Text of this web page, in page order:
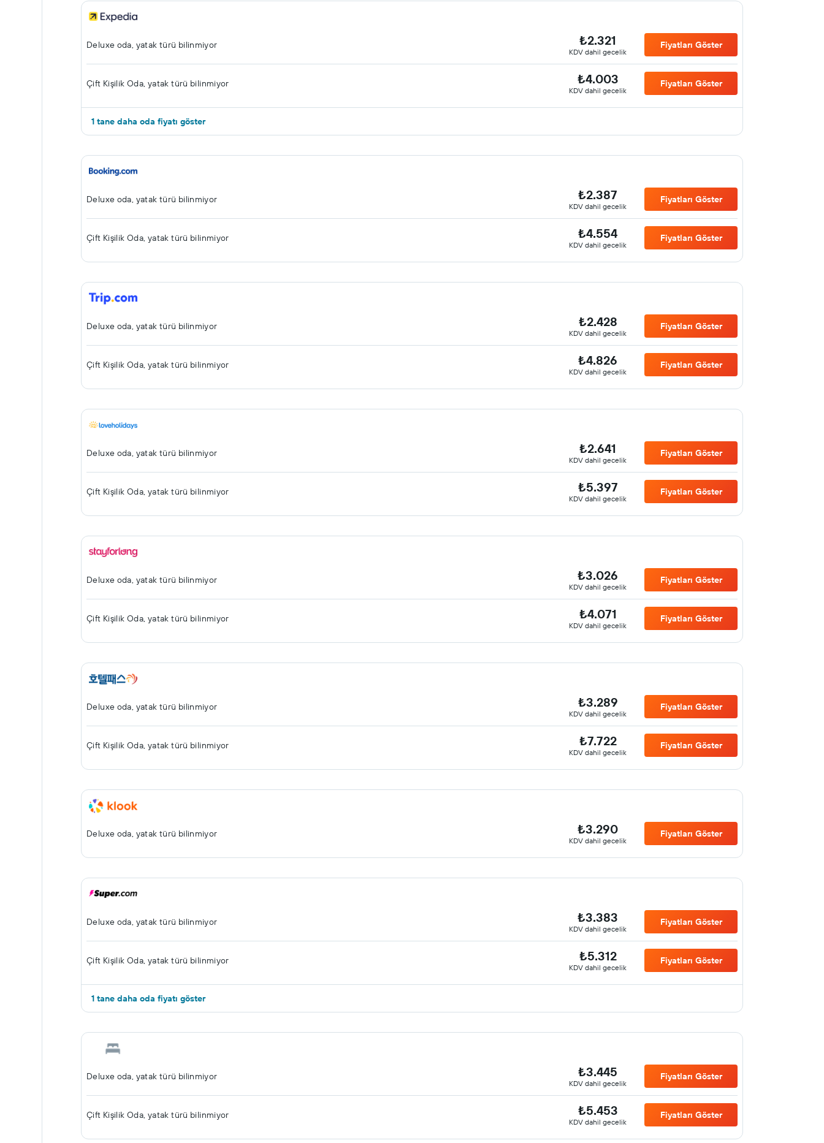
Deluxe oda, yatak türü bilinmiyor ₺2.321
KDV dahil gecelik
Fiyatları Göster
Çift ​Kişilik Oda, yatak türü bilinmiyor ₺4.003
KDV dahil gecelik
Fiyatları Göster
1 tane daha oda fiyatı göster
Deluxe oda, yatak türü bilinmiyor ₺2.387
KDV dahil gecelik
Fiyatları Göster
Çift ​Kişilik Oda, yatak türü bilinmiyor ₺4.554
KDV dahil gecelik
Fiyatları Göster
Deluxe oda, yatak türü bilinmiyor ₺2.428
KDV dahil gecelik
Fiyatları Göster
Çift ​Kişilik Oda, yatak türü bilinmiyor ₺4.826
KDV dahil gecelik
Fiyatları Göster
Deluxe oda, yatak türü bilinmiyor ₺2.641
KDV dahil gecelik
Fiyatları Göster
Çift ​Kişilik Oda, yatak türü bilinmiyor ₺5.397
KDV dahil gecelik
Fiyatları Göster
Deluxe oda, yatak türü bilinmiyor ₺3.026
KDV dahil gecelik
Fiyatları Göster
Çift ​Kişilik Oda, yatak türü bilinmiyor ₺4.071
KDV dahil gecelik
Fiyatları Göster
Deluxe oda, yatak türü bilinmiyor ₺3.289
KDV dahil gecelik
Fiyatları Göster
Çift ​Kişilik Oda, yatak türü bilinmiyor ₺7.722
KDV dahil gecelik
Fiyatları Göster
Deluxe oda, yatak türü bilinmiyor ₺3.290
KDV dahil gecelik
Fiyatları Göster
Deluxe oda, yatak türü bilinmiyor ₺3.383
KDV dahil gecelik
Fiyatları Göster
Çift ​Kişilik Oda, yatak türü bilinmiyor ₺5.312
KDV dahil gecelik
Fiyatları Göster
1 tane daha oda fiyatı göster
Deluxe oda, yatak türü bilinmiyor ₺3.445
KDV dahil gecelik
Fiyatları Göster
Çift ​Kişilik Oda, yatak türü bilinmiyor ₺5.453
KDV dahil gecelik
Fiyatları Göster